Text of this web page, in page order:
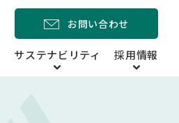
サステナビリティ 採用情報
お問い合わせ